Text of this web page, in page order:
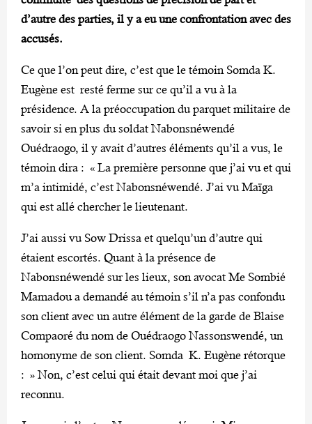
d’autre des parties, il y a eu une confrontation avec des
accusés.
Ce que l’on peut dire, c’est que le témoin Somda K.
Eugène est resté ferme sur ce qu’il a vu à la
présidence. A la préoccupation du parquet militaire de
savoir si en plus du soldat Nabonsnéwendé
Ouédraogo, il y avait d’autres éléments qu’il a vus, le
témoin dira : « La première personne que j’ai vu et qui
m’a intimidé, c’est Nabonsnéwendé. J’ai vu Maïga
qui est allé chercher le lieutenant.
J’ai aussi vu Sow Drissa et quelqu’un d’autre qui
étaient escortés. Quant à la présence de
Nabonsnéwendé sur les lieux, son avocat Me Sombié
Mamadou a demandé au témoin s’il n’a pas confondu
son client avec un autre élément de la garde de Blaise
Compaoré du nom de Ouédraogo Nassonswendé, un
homonyme de son client. Somda K. Eugène rétorque
: » Non, c’est celui qui était devant moi que j’ai
reconnu.